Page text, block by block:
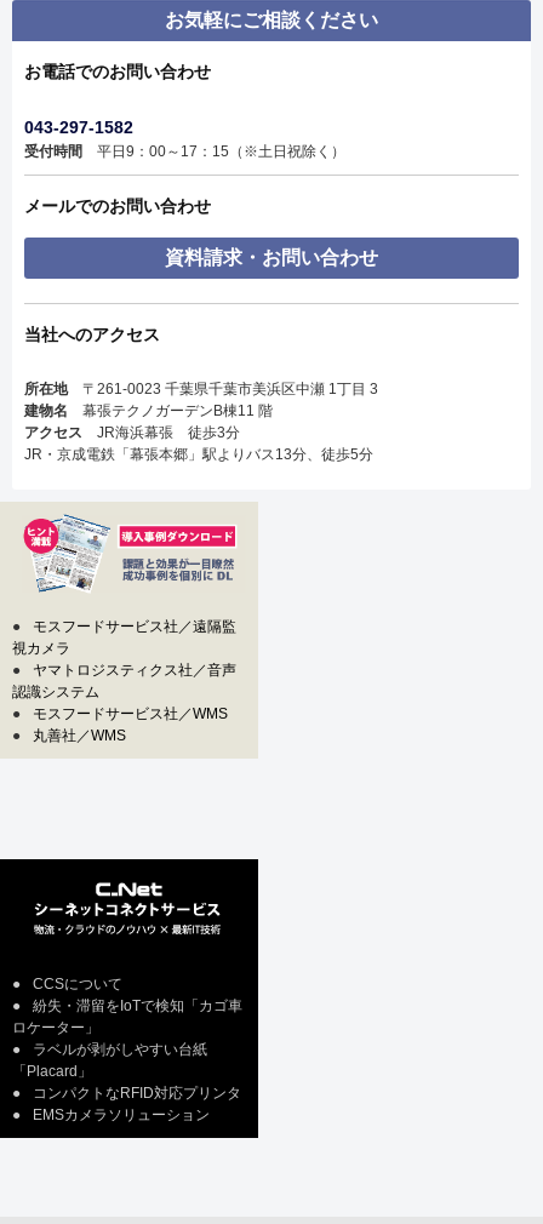
お気軽にご相談ください
お電話でのお問い合わせ
043-297-1582
受付時間 平日9：00～17：15（※土日祝除く）
メールでのお問い合わせ
資料請求・お問い合わせ
当社へのアクセス
所在地〒261-0023 千葉県千葉市美浜区中瀬 1丁目 3
建物名 幕張テクノガーデンB棟11 階
アクセス JR海浜幕張 徒歩3分
JR・京成電鉄「幕張本郷」駅よりバス13分、徒歩5分
●
モスフードサービス社／遠隔監
視カメラ
●
ヤマトロジスティクス社／音声
認識システム
●
モスフードサービス社／WMS
●
丸善社／WMS
●
CCSについて
●
紛失・滞留をIoTで検知「カゴ車
ロケーター」
●
ラベルが剥がしやすい台紙
「Placard」
●
コンパクトなRFID対応プリンタ
●
EMSカメラソリューション